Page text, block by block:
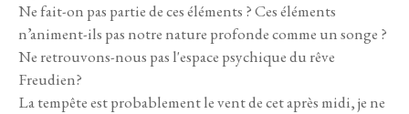
Ne fait-on pas partie de ces éléments ? Ces éléments
n’animent-ils pas notre nature profonde comme un songe ?
Ne retrouvons-nous pas l'espace psychique du rêve
Freudien?
La tempête est probablement le vent de cet après midi, je ne